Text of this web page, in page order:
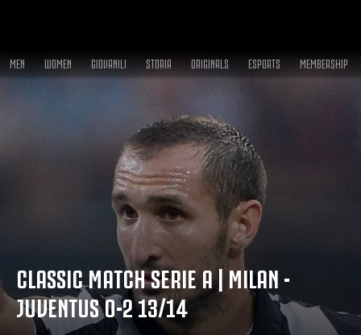
MEN WOMEN GIOVANILI STORIA ORIGINALS ESPORTS MEMBERSHIP
CLASSIC MATCH SERIE A | MILAN -
JUVENTUS 0-2 13/14